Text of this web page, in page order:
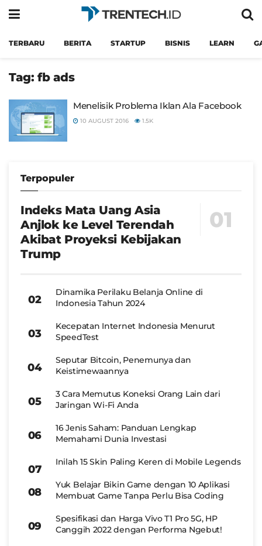
TERBARU BERITA STARTUP BISNIS LEARN
Tag: fb ads
Menelisik Problema Iklan Ala Facebook
10 AUGUST 2016 1.5K
Terpopuler
Indeks Mata Uang Asia
Anjlok ke Level Terendah
Akibat Proyeksi Kebijakan
Trump
Dinamika Perilaku Belanja Online di
Indonesia Tahun 2024
Kecepatan Internet Indonesia Menurut
SpeedTest
Seputar Bitcoin, Penemunya dan
Keistimewaannya
3 Cara Memutus Koneksi Orang Lain dari
Jaringan Wi-Fi Anda
16 Jenis Saham: Panduan Lengkap
Memahami Dunia Investasi
Inilah 15 Skin Paling Keren di Mobile Legends
Yuk Belajar Bikin Game dengan 10 Aplikasi
Membuat Game Tanpa Perlu Bisa Coding
Spesifikasi dan Harga Vivo T1 Pro 5G, HP
Canggih 2022 dengan Performa Ngebut!